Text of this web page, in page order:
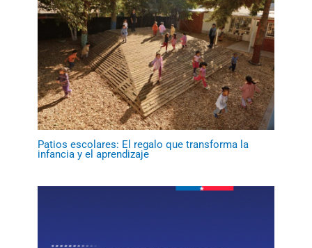
Patios escolares: El regalo que transforma la
infancia y el aprendizaje